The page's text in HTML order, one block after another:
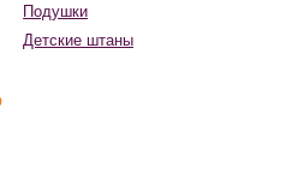
Подушки
Детские штаны